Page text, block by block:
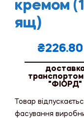
кремом
ящ)
₴226.80
"ФІОРД"
Товар
фасування